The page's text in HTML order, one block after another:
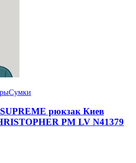
Сумки
рюкзак Киев
PM LV N41379